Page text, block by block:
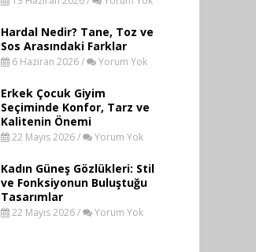
Hardal Nedir? Tane, Toz ve
Sos Arasındaki Farklar
6 Haziran 2026 / Yorum Yok
Erkek Çocuk Giyim
Seçiminde Konfor, Tarz ve
Kalitenin Önemi
22 Mayıs 2026 / Yorum Yok
Kadın Güneş Gözlükleri: Stil
ve Fonksiyonun Buluştuğu
Tasarımlar
22 Mayıs 2026 / Yorum Yok